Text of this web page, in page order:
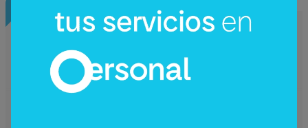
SIP Connect 2026 (parte III): ¿cómo nace
el nuevo estándar de producción? (Long
video + Tik Tok + multi cross + eventos)